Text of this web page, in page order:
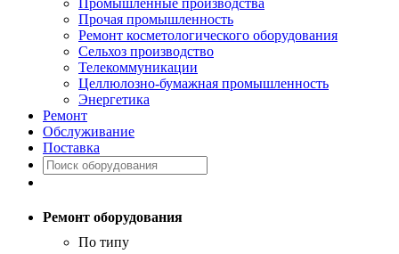
Промышленные производства
Прочая промышленность
Ремонт косметологического оборудования
Сельхоз производство
Телекоммуникации
Целлюлозно-бумажная промышленность
Энергетика
Ремонт
Обслуживание
Поставка
Ремонт оборудования
По типу